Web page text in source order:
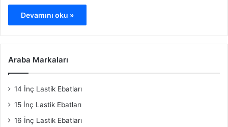
Devamını oku »
Araba Markaları
14 İnç Lastik Ebatları
15 İnç Lastik Ebatları
16 İnç Lastik Ebatları